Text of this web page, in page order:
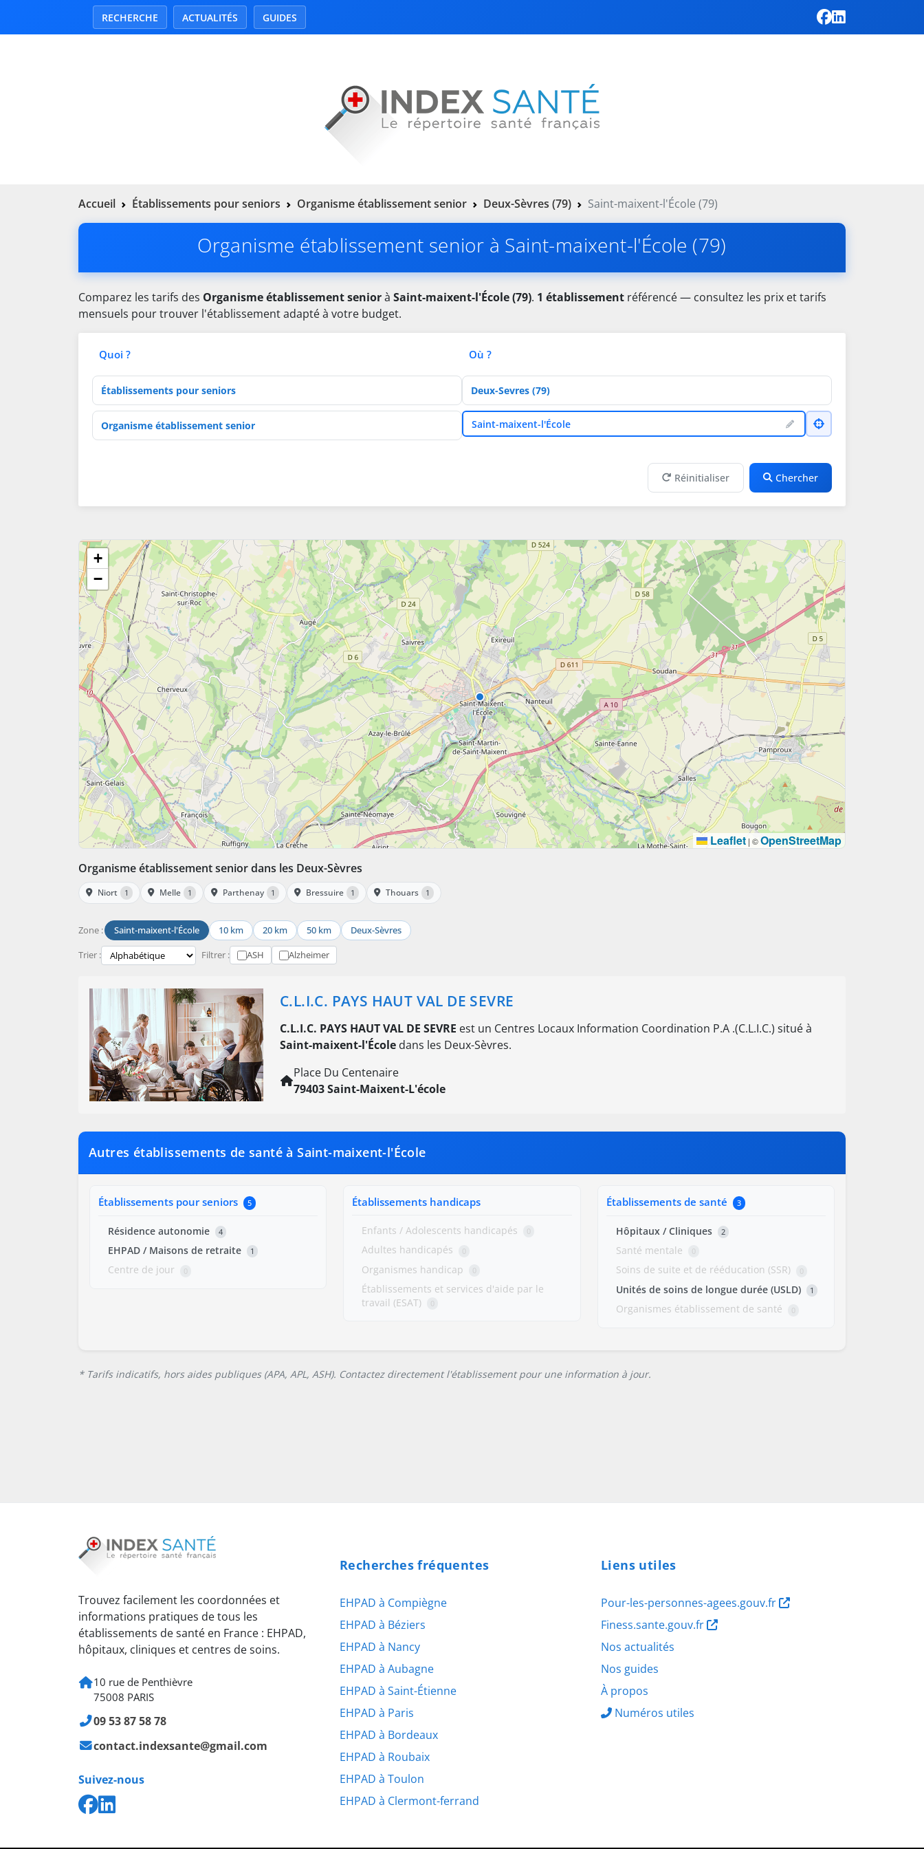
RECHERCHE ACTUALITÉS GUIDES
Accueil Établissements pour seniors Organisme établissement senior Deux-Sèvres (79) Saint-maixent-l'École (79)
Organisme établissement senior à Saint-maixent-l'École (79)
Comparez les tarifs des Organisme établissement seniorà Saint-maixent-l'École (79). 1 établissement référencé — consultez les prix et tarifs
mensuels pour trouver l'établissement adapté à votre budget.
Quoi ?
Type d'établissement
Activités de soins
Où ?
Département
VilleSaint-maixent-l'École
Réinitialiser Chercher
+
−
Leaflet | ©OpenStreetMap
Organisme établissement senior dans les Deux-Sèvres
Niort 1 Melle 1 Parthenay 1 Bressuire 1 Thouars 1
Zone : Saint-maixent-l'École 10 km 20 km 50 km Deux-Sèvres
Trier : Filtrer : ASH Alzheimer
C.L.I.C. PAYS HAUT VAL DE SEVRE
C.L.I.C. PAYS HAUT VAL DE SEVRE est un Centres Locaux Information Coordination P.A .(C.L.I.C.) situé à
Saint-maixent-l'École dans les Deux-Sèvres.
Place Du Centenaire
79403 Saint-Maixent-L'école
Autres établissements de santé à Saint-maixent-l'École
Établissements pour seniors 5
Résidence autonomie 4
EHPAD / Maisons de retraite 1
Centre de jour 0
Établissements handicaps
Enfants / Adolescents handicapés 0
Adultes handicapés 0
Organismes handicap 0
Établissements et services d'aide par le
travail (ESAT)
0
Établissements de santé 3
Hôpitaux / Cliniques 2
Santé mentale 0
Soins de suite et de rééducation (SSR) 0
Unités de soins de longue durée (USLD) 1
Organismes établissement de santé 0
* Tarifs indicatifs, hors aides publiques (APA, APL, ASH). Contactez directement l'établissement pour une information à jour.
Trouvez facilement les coordonnées et
informations pratiques de tous les
établissements de santé en France : EHPAD,
hôpitaux, cliniques et centres de soins.
10 rue de Penthièvre
75008 PARIS
09 53 87 58 78
contact.indexsante@gmail.com
Suivez-nous
Recherches fréquentes
EHPAD à Compiègne
EHPAD à Béziers
EHPAD à Nancy
EHPAD à Aubagne
EHPAD à Saint-Étienne
EHPAD à Paris
EHPAD à Bordeaux
EHPAD à Roubaix
EHPAD à Toulon
EHPAD à Clermont-ferrand
Liens utiles
Pour-les-personnes-agees.gouv.fr
Finess.sante.gouv.fr
Nos actualités
Nos guides
À propos
Numéros utiles